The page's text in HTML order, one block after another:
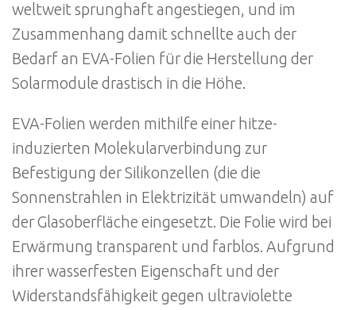
weltweit sprunghaft angestiegen, und im
Zusammenhang damit schnellte auch der
Bedarf an EVA-Folien für die Herstellung der
Solarmodule drastisch in die Höhe.
EVA-Folien werden mithilfe einer hitze-
induzierten Molekularverbindung zur
Befestigung der Silikonzellen (die die
Sonnenstrahlen in Elektrizität umwandeln) auf
der Glasoberfläche eingesetzt. Die Folie wird bei
Erwärmung transparent und farblos. Aufgrund
ihrer wasserfesten Eigenschaft und der
Widerstandsfähigkeit gegen ultraviolette